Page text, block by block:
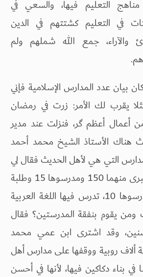
التعليم فيها، والسعي في
في التعليم كشتتهم في الدين
والآراء، جمع الله شملهم ولم
بيان عدد المدارس الإسلامية فإني
يقرب لك الأمر: زرت في رمضان
أعمال أعظم گر، فنزلت عند مدير
هناك الأستاذ الشيخ محمد أحمد
التي هي لأهل الحديث فقال لي
مدرستان، طلبة الكبرى منهما 150 ومدرسوها 15 وطلبة
الصغرى 100 ومدرسوها 10، تدرس فيها اللغة العربية
ومن يقوم بنفقة المدرستين؟ فقال
وقد اشترى ابن عمي محمد
ألاف روبية ووقفها على مدارس أهل
بناء دكاكين فيها، لأنها في أحسن